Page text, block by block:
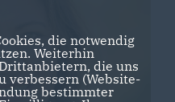
die notwendig
Weiterhin
die uns
verbessern (Website-
bestimmter